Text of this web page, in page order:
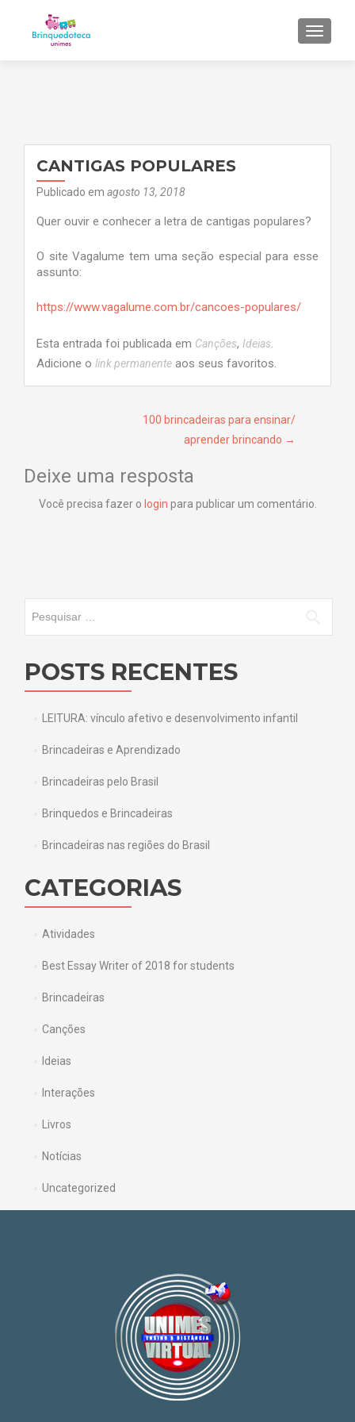
CANTIGAS POPULARES
Publicado em agosto 13, 2018
Quer ouvir e conhecer a letra de cantigas populares?
O site Vagalume tem uma seção especial para esse
assunto:
https://www.vagalume.com.br/cancoes-populares/
Esta entrada foi publicada em Canções, Ideias.
Adicione o link permanente aos seus favoritos.
Navegação de Post
100 brincadeiras para ensinar/
aprender brincando →
Deixe uma resposta
Você precisa fazer o login para publicar um comentário.
POSTS RECENTES
LEITURA: vínculo afetivo e desenvolvimento infantil
Brincadeiras e Aprendizado
Brincadeiras pelo Brasil
Brinquedos e Brincadeiras
Brincadeiras nas regiões do Brasil
CATEGORIAS
Atividades
Best Essay Writer of 2018 for students
Brincadeiras
Canções
Ideias
Interações
Livros
Notícias
Uncategorized